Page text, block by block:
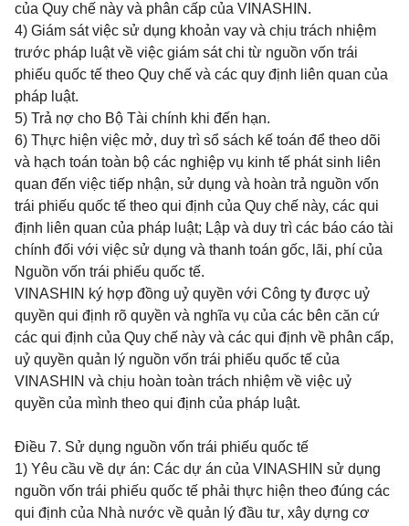
của Quy chế này và phân cấp của VINASHIN.
4) Giám sát việc sử dụng khoản vay và chịu trách nhiệm
trước pháp luật về việc giám sát chi từ nguồn vốn trái
phiếu quốc tế theo Quy chế và các quy định liên quan của
pháp luật.
5) Trả nợ cho Bộ Tài chính khi đến hạn.
6) Thực hiện việc mở, duy trì sổ sách kế toán để theo dõi
và hạch toán toàn bộ các nghiệp vụ kinh tế phát sinh liên
quan đến việc tiếp nhận, sử dụng và hoàn trả nguồn vốn
trái phiếu quốc tế theo qui định của Quy chế này, các qui
định liên quan của pháp luật; Lập và duy trì các báo cáo tài
chính đối với việc sử dụng và thanh toán gốc, lãi, phí của
Nguồn vốn trái phiếu quốc tế.
VINASHIN ký hợp đồng uỷ quyền với Công ty được uỷ
quyền qui định rõ quyền và nghĩa vụ của các bên căn cứ
các qui định của Quy chế này và các qui định về phân cấp,
uỷ quyền quản lý nguồn vốn trái phiếu quốc tế của
VINASHIN và chịu hoàn toàn trách nhiệm về việc uỷ
quyền của mình theo qui định của pháp luật.
Điều 7. Sử dụng nguồn vốn trái phiếu quốc tế
1) Yêu cầu về dự án: Các dự án của VINASHIN sử dụng
nguồn vốn trái phiếu quốc tế phải thực hiện theo đúng các
qui định của Nhà nước về quản lý đầu tư, xây dựng cơ